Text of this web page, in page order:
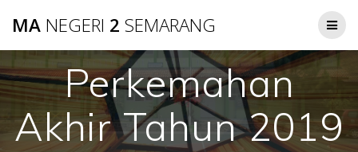
to
MA NEGERI 2 SEMARANG
Perkemahan
Akhir Tahun 2019